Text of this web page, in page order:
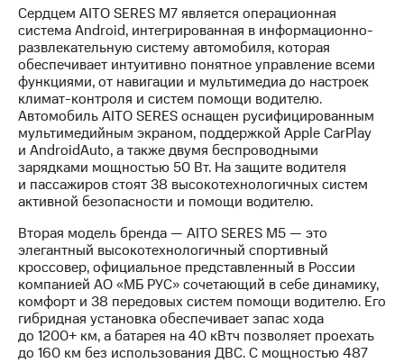
Сердцем AITO SERES M7 является операционная
система Android, интегрированная в информационно-
развлекательную систему автомобиля, которая
обеспечивает интуитивно понятное управление всеми
функциями, от навигации и мультимедиа до настроек
климат-контроля и систем помощи водителю.
Автомобиль AITO SERES оснащен русифицированным
мультимедийным экраном, поддержкой Apple CarPlay
и AndroidAuto, а также двумя беспроводными
зарядками мощностью 50 Вт. На защите водителя
и пассажиров стоят 38 высокотехнологичных систем
активной безопасности и помощи водителю.
Вторая модель бренда — AITO SERES M5 — это
элегантный высокотехнологичный спортивный
кроссовер, официальное представленный в России
компанией АО «МБ РУС» сочетающий в себе динамику,
комфорт и 38 передовых систем помощи водителю. Его
гибридная установка обеспечивает запас хода
до 1200+ км, а батарея на 40 кВтч позволяет проехать
до 160 км без использования ДВС. С мощностью 487